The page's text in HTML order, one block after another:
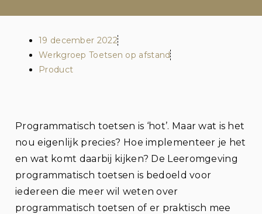
19 december 2022
Werkgroep Toetsen op afstand
Product
Programmatisch toetsen is ‘hot’. Maar wat is het
nou eigenlijk precies? Hoe implementeer je het
en wat komt daarbij kijken? De Leeromgeving
programmatisch toetsen is bedoeld voor
iedereen die meer wil weten over
programmatisch toetsen of er praktisch mee